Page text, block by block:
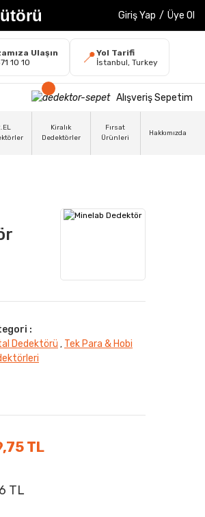
Giriş Yap / Üye Ol
Ulaşın
10 10
📍Yol Tarifi
İstanbul, Turkey
Alışveriş Sepetim
Kiralık
Dedektörler
Fırsat
Ürünleri
Hakkımızda
:
Dedektörü , Tek Para & Hobi
TL
TL